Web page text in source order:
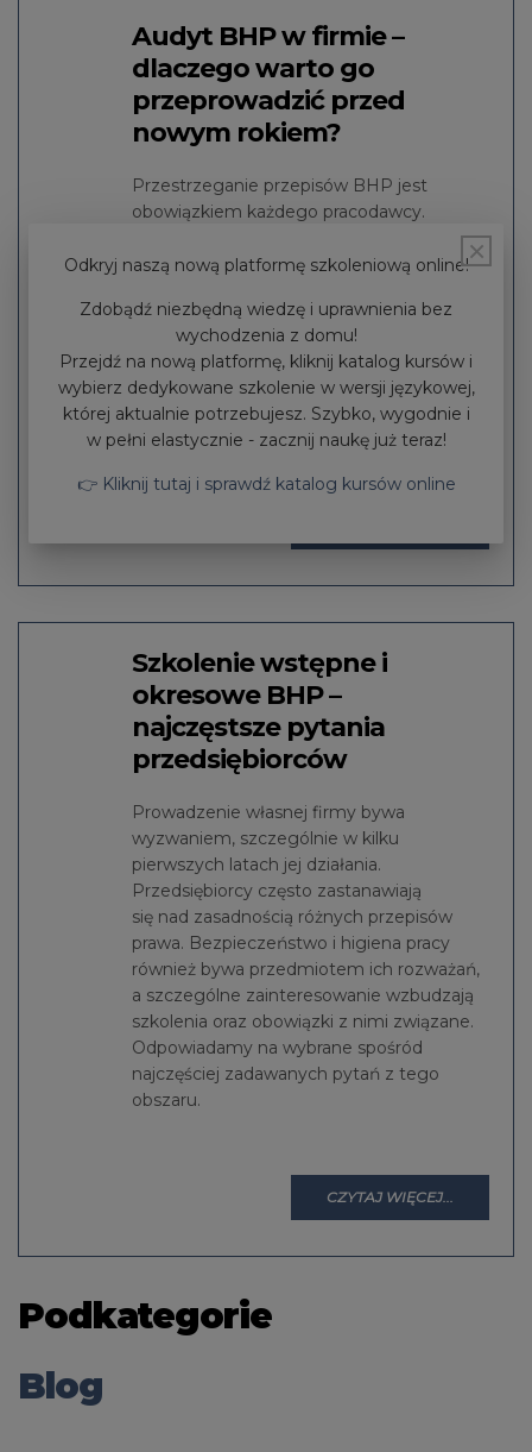
Audyt BHP w firmie –
dlaczego warto go
przeprowadzić przed
nowym rokiem?
Przestrzeganie przepisów BHP jest
obowiązkiem każdego pracodawcy.
sankcjami karnymi – przykładowo karami
nieprawidłowości związane
z funkcjonowaniem firmy, a także ułatwia
wdrożenie odpowiedniej strategii
postępowania mającej na celu poprawę
w zakresie bezpieczeństwa i higieny pracy.
Dlaczego warto go przeprowadzić przed
nowym rokiem?
Szkolenie wstępne i
okresowe BHP –
najczęstsze pytania
przedsiębiorców
Prowadzenie własnej firmy bywa
wyzwaniem, szczególnie w kilku
pierwszych latach jej działania.
Przedsiębiorcy często zastanawiają
się nad zasadnością różnych przepisów
prawa. Bezpieczeństwo i higiena pracy
również bywa przedmiotem ich rozważań,
a szczególne zainteresowanie wzbudzają
szkolenia oraz obowiązki z nimi związane.
Odpowiadamy na wybrane spośród
najczęściej zadawanych pytań z tego
obszaru.
CZYTAJ WIĘCEJ...
Podkategorie
Blog
×
Odkryj naszą nową platformę szkoleniową online!
Zdobądź niezbędną wiedzę i uprawnienia bez
wychodzenia z domu!
Przejdź na nową platformę, kliknij katalog kursów i
wybierz dedykowane szkolenie w wersji językowej,
której aktualnie potrzebujesz. Szybko, wygodnie i
w pełni elastycznie - zacznij naukę już teraz!
👉 Kliknij tutaj i sprawdź katalog kursów online